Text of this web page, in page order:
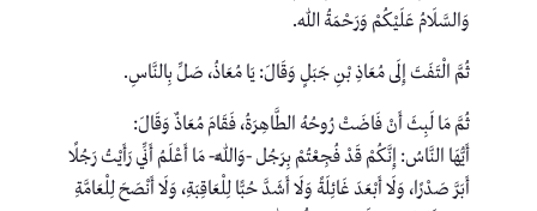
وَالسَّلَامُ عَلَيْكُمْ وَرَحْمَةُ اللهِ.
ثُمَّ الْتَفَتَ إِلَى مُعَاذِ بْنِ جَبَلٍ وَقَالَ: يَا مُعَاذُ، صَلِّ بِالنَّاسِ.
ثُمَّ مَا لَبِثَ أَنْ فَاضَتْ رُوحُهُ الطَّاهِرَةُ، فَقَامَ مُعَاذٌ وَقَالَ:
أَيُّهَا النَّاسُ: إِنَّكُمْ قَدْ فُجِعْتُمْ بِرَجُل -وَاللَّهِ- مَا أَعْلَمُ أَنِّي رَأَيْتُ رَجُلًا
أَبَرَّ صَدْرًا، وَلَا أَبْعَدَ غَائِلَةً وَلَا أَشَدَّ حُبًّا لِلْعَاقِبَةِ، وَلَا أَنْصَحَ لِلْعَامَّةِ